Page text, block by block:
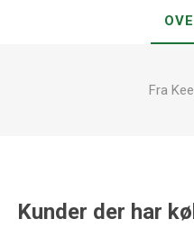
Fra
Kunder der har